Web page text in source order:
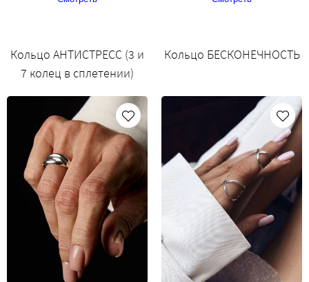
Кольцо АНТИСТРЕСС (3 и
7 колец в сплетении)
Кольцо БЕСКОНЕЧНОСТЬ